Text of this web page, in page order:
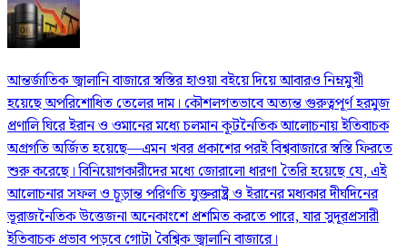
আন্তর্জাতিক জ্বালানি বাজারে স্বস্তির হাওয়া বইয়ে দিয়ে আবারও নিম্নমুখী
হয়েছে অপরিশোধিত তেলের দাম। কৌশলগতভাবে অত্যন্ত গুরুত্বপূর্ণ হরমুজ
প্রণালি ঘিরে ইরান ও ওমানের মধ্যে চলমান কূটনৈতিক আলোচনায় ইতিবাচক
অগ্রগতি অর্জিত হয়েছে—এমন খবর প্রকাশের পরই বিশ্ববাজারে স্বস্তি ফিরতে
শুরু করেছে। বিনিয়োগকারীদের মধ্যে জোরালো ধারণা তৈরি হয়েছে যে, এই
আলোচনার সফল ও চূড়ান্ত পরিণতি যুক্তরাষ্ট্র ও ইরানের মধ্যকার দীর্ঘদিনের
ভূরাজনৈতিক উত্তেজনা অনেকাংশে প্রশমিত করতে পারে, যার সুদূরপ্রসারী
ইতিবাচক প্রভাব পড়বে গোটা বৈশ্বিক জ্বালানি বাজারে।